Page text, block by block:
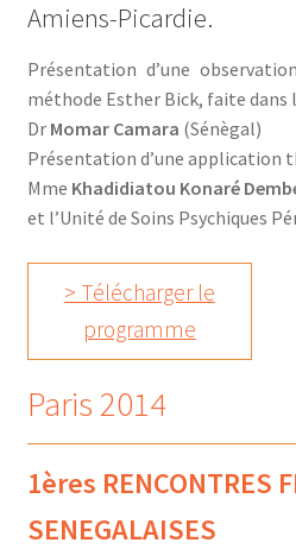
Amiens-Picardie.
Présentation d’une
méthode Esther Bick, faite dans
Dr Momar Camara (Sénègal)
Présentation d’une application
Mme Khadidiatou Konaré
et l’Unité de Soins Psychiques
> Télécharger le
programme
Paris 2014
1ères RENCONTRES
SENEGALAISES